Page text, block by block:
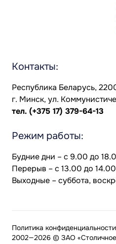
Контакты:
Республика Беларусь,
г. Минск, ул.
тел. (+375 17) 379-64-13
Режим работы:
Будние дни – с 9.00 до
Перерыв – с 13.00 до
Выходные – суббота,
2002—2026 © ЗАО
Политика конфиденциальности